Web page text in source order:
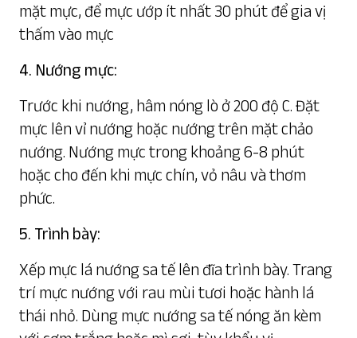
mặt mực, để mực ướp ít nhất 30 phút để gia vị
thấm vào mực
4. Nướng mực:
Trước khi nướng, hâm nóng lò ở 200 độ C. Đặt
mực lên vỉ nướng hoặc nướng trên mặt chảo
nướng. Nướng mực trong khoảng 6-8 phút
hoặc cho đến khi mực chín, vỏ nâu và thơm
phức.
5. Trình bày:
Xếp mực lá nướng sa tế lên đĩa trình bày. Trang
trí mực nướng với rau mùi tươi hoặc hành lá
thái nhỏ. Dùng mực nướng sa tế nóng ăn kèm